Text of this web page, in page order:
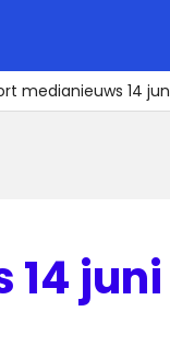
medianieuws 14
juni